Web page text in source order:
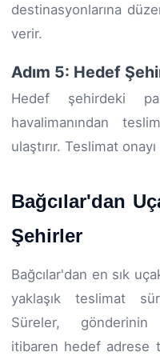
destinasyonlarına
verir.
Adım 5: Hedef
Hedef şehirdeki
havalimanından
ulaştırır. Teslimat
Bağcılar'dan
Şehirler
Bağcılar'dan en sık
yaklaşık teslimat
Süreler, gönderinin
itibaren hedef adrese